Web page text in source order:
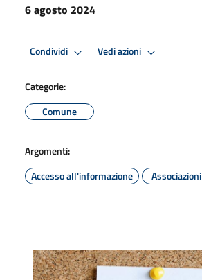
6 agosto 2024
Condividi Vedi azioni
Categorie:
Comune
Argomenti:
Accesso all'informazione
Associazioni